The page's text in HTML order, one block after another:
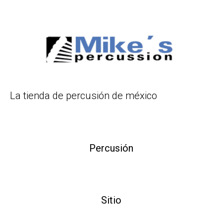
La tienda de percusión de méxico
Percusión
Sitio